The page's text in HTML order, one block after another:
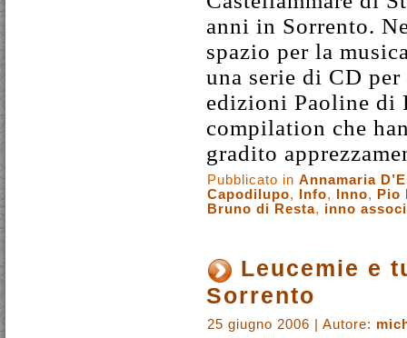
anni in Sorrento.
spazio per la
una serie di CD
edizioni Paoline di
compilation che
gradito
Pubblicato in Annamaria
Capodilupo, Info, Inno,
Pio
Bruno di Resta, inno
Leucemie e
Sorrento
25 giugno 2006 | Autore: